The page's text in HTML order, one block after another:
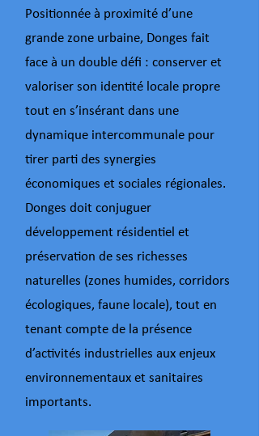
Positionnée à proximité d’une
grande zone urbaine, Donges fait
face à un double défi : conserver et
valoriser son identité locale propre
tout en s’insérant dans une
dynamique intercommunale pour
tirer parti des synergies
économiques et sociales régionales.
Donges doit conjuguer
développement résidentiel et
préservation de ses richesses
naturelles (zones humides, corridors
écologiques, faune locale), tout en
tenant compte de la présence
d’activités industrielles aux enjeux
environnementaux et sanitaires
importants.